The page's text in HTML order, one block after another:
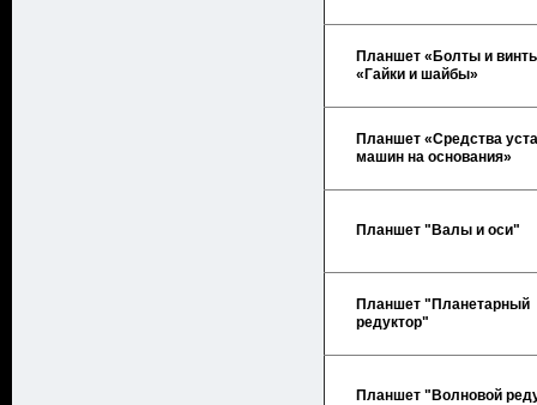
Планшет «Болты и
«Гайки и шайбы»
Планшет «Средства
машин на основания»
Планшет "Валы и оси"
Планшет "Планетарный
редуктор"
Планшет "Волновой